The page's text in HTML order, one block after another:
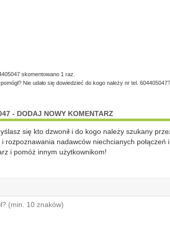
skomentowano 1 raz.
Nie udało się dowiedzieć do kogo należy nr tel.
- DODAJ NOWY KOMENTARZ
się kto dzwonił i do kogo należy szukany
rozpoznawania nadawców niechcianych połączeń
i pomóż innym użytkownikom!